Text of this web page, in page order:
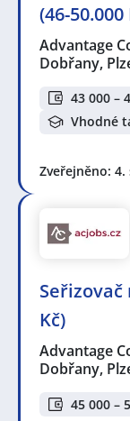
(46-50.000
Advantage
Dobřany,
43 000 –
Vhodné
Zveřejněno: 4.
Seřizovač
Kč)
Advantage
Dobřany,
45 000 –